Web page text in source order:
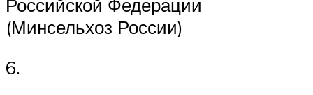
Российской Федерации
(Минсельхоз России)
6.